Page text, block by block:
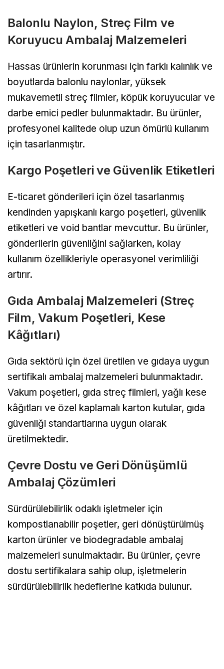
Balonlu Naylon, Streç Film ve
Koruyucu Ambalaj Malzemeleri
Hassas ürünlerin korunması için farklı kalınlık ve
boyutlarda balonlu naylonlar, yüksek
mukavemetli streç filmler, köpük koruyucular ve
darbe emici pedler bulunmaktadır. Bu ürünler,
profesyonel kalitede olup uzun ömürlü kullanım
için tasarlanmıştır.
Kargo Poşetleri ve Güvenlik Etiketleri
E-ticaret gönderileri için özel tasarlanmış
kendinden yapışkanlı kargo poşetleri, güvenlik
etiketleri ve void bantlar mevcuttur. Bu ürünler,
gönderilerin güvenliğini sağlarken, kolay
kullanım özellikleriyle operasyonel verimliliği
artırır.
Gıda Ambalaj Malzemeleri (Streç
Film, Vakum Poşetleri, Kese
Kâğıtları)
Gıda sektörü için özel üretilen ve gıdaya uygun
sertifikalı ambalaj malzemeleri bulunmaktadır.
Vakum poşetleri, gıda streç filmleri, yağlı kese
kâğıtları ve özel kaplamalı karton kutular, gıda
güvenliği standartlarına uygun olarak
üretilmektedir.
Çevre Dostu ve Geri Dönüşümlü
Ambalaj Çözümleri
Sürdürülebilirlik odaklı işletmeler için
kompostlanabilir poşetler, geri dönüştürülmüş
karton ürünler ve biodegradable ambalaj
malzemeleri sunulmaktadır. Bu ürünler, çevre
dostu sertifikalara sahip olup, işletmelerin
sürdürülebilirlik hedeflerine katkıda bulunur.